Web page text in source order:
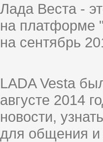
Лада Веста -
на платформе
на сентябрь
LADA Vesta
августе 2014
новости,
для общения и